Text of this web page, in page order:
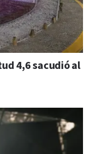
4,6 sacudió al